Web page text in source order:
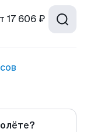
17 606 ₽